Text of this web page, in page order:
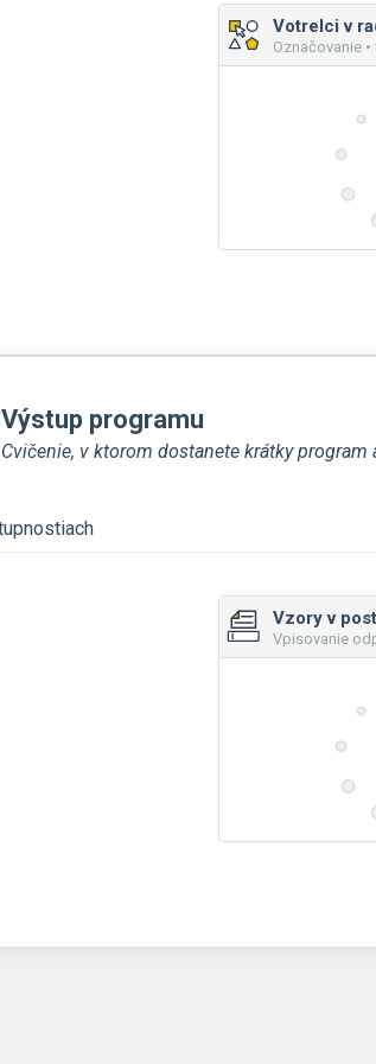
Votrelci v
Označovanie
Výstup programu
Cvičenie, v ktorom dostanete krátky program
Vzory v
Vpisovanie